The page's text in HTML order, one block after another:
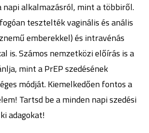
napi alkalmazásról, mint a többiről.
tesztelték vaginális és anális
emberekkel) és intravénás
is. Számos nemzetközi előírás is a
mint a PrEP szedésének
módját. Kiemelkedően fontos a
Tartsd be a minden napi szedési
adagokat!